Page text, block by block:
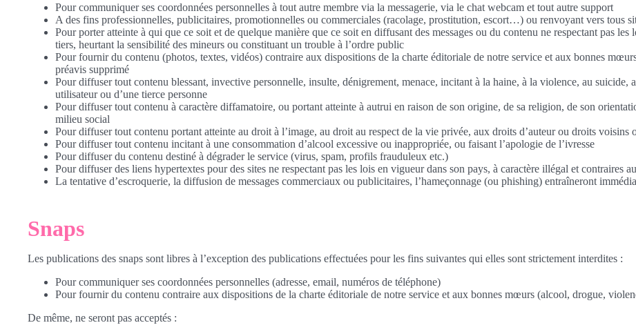
Pour communiquer ses coordonnées personnelles à tout autre membre via la messagerie, via le chat webcam et tout autre support
A des fins professionnelles, publicitaires, promotionnelles ou commerciales (racolage, prostitution, escort…) ou renvoyant vers tous
Pour porter atteinte à qui que ce soit et de quelque manière que ce soit en diffusant des messages ou du contenu ne respectant pas
tiers, heurtant la sensibilité des mineurs ou constituant un trouble à l’ordre public
Pour fournir du contenu (photos, textes, vidéos) contraire aux dispositions de la charte éditoriale de notre service et aux bonnes
préavis supprimé
Pour diffuser tout contenu blessant, invective personnelle, insulte, dénigrement, menace, incitant à la haine, à la violence, au suicide,
utilisateur ou d’une tierce personne
Pour diffuser tout contenu à caractère diffamatoire, ou portant atteinte à autrui en raison de son origine, de sa religion, de son
milieu social
Pour diffuser tout contenu portant atteinte au droit à l’image, au droit au respect de la vie privée, aux droits d’auteur ou droits voisins
Pour diffuser tout contenu incitant à une consommation d’alcool excessive ou inappropriée, ou faisant l’apologie de l’ivresse
Pour diffuser du contenu destiné à dégrader le service (virus, spam, profils frauduleux etc.)
Pour diffuser des liens hypertextes pour des sites ne respectant pas les lois en vigueur dans son pays, à caractère illégal et contraires
La tentative d’escroquerie, la diffusion de messages commerciaux ou publicitaires, l’hameçonnage (ou phishing) entraîneront
Snaps
Les publications des snaps sont libres à l’exception des publications effectuées pour les fins suivantes qui elles sont strictement interdites :
Pour communiquer ses coordonnées personnelles (adresse, email, numéros de téléphone)
Pour fournir du contenu contraire aux dispositions de la charte éditoriale de notre service et aux bonnes mœurs (alcool, drogue,
De même, ne seront pas acceptés :